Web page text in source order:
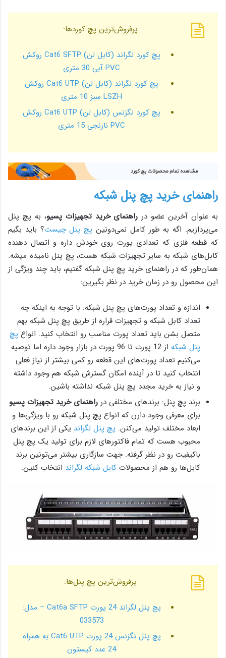
پرفروش‌ترین پچ کوردها:
پچ کورد لگراند (کابل لن) Cat6 SFTP روکش
PVC آبی 30 متری
پچ کورد لگراند (کابل لن) Cat6 UTP روکش
LSZH سبز 10 متری
پچ کورد نگزنس (کابل لن) Cat6 UTP روکش
PVC نارنجی 15 متری
راهنمای خرید پچ پنل شبکه
به عنوان آخرین عضو در راهنمای خرید تجهیزات پسیو، به پچ پنل
می‌پردازیم. اگه به طور کامل نمی‌دونین پچ پنل چیست؟ باید بگیم
که قطعه فلزی که تعدادی پورت روی خودش داره و اتصال دهنده
کابل‌های شبکه به سایر تجهیزات شبکه هست، پچ پنل نامیده میشه.
همان‌طور که در راهنمای خرید پچ پنل شبکه گفتیم، باید چند ویژگی از
این محصول رو در زمان خرید در نظر بگیرین:
اندازه و تعداد پورت‌های پچ پنل شبکه: با توجه به اینکه چه
تعداد کابل شبکه و تجهیزات قراره از طریق پچ پنل شبکه بهم
متصل بشن باید تعداد پورت مناسب رو انتخاب کنید. انواع پچ
پنل شبکه
از 12 پورت تا 96 پورت در بازار وجود داره اما توصیه
می‌کنیم تعداد پورت‌های این قطعه رو کمی بیشتر از نیاز فعلی
انتخاب کنید تا در آینده امکان گسترش شبکه هم وجود داشته
و نیاز به خرید مجدد پچ پنل شبکه نداشته باشین.
برند پچ پنل: برندهای مختلفی در راهنمای خرید تجهیزات پسیو
برای معرفی وجود دارن که انواع پچ پنل شبکه رو با ویژگی‌ها و
ابعاد مختلف تولید می‌کنن. پچ پنل لگراند یکی از این برندهای
محبوب هست که تمام فاکتورهای لازم برای تولید یک پچ پنل
باکیفیت رو در نظر گرفته. جهت سازگاری بیشتر می‌تونین برند
کابل‌ها رو هم از محصولات کابل شبکه لگراند انتخاب کنین.
پرفروش‌ترین پچ پنل‌ها:
پچ پنل لگراند 24 پورت Cat6a SFTP – مدل:
033573
پچ پنل نگزنس 24 پورت Cat6 UTP به همراه
24 عدد کیستون